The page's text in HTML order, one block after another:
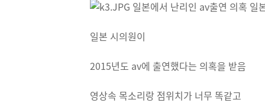
일본 시의원이
2015년도 av에 출연했다는 의혹을 받음
영상속 목소리랑 점위치가 너무 똑같고